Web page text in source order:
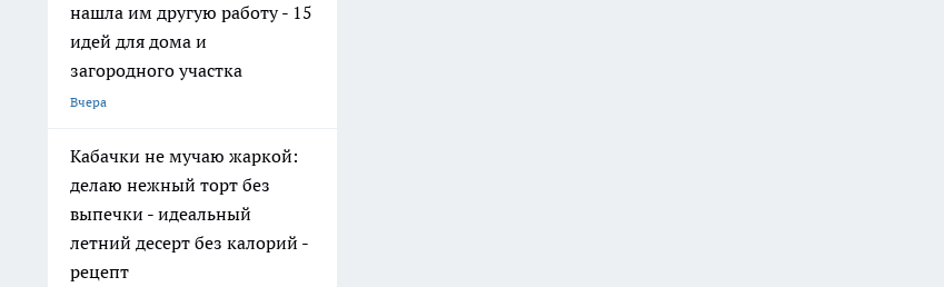
нашла им другую работу - 15
идей для дома и
загородного участка
Вчера
Кабачки не мучаю жаркой:
делаю нежный торт без
выпечки - идеальный
летний десерт без калорий -
рецепт